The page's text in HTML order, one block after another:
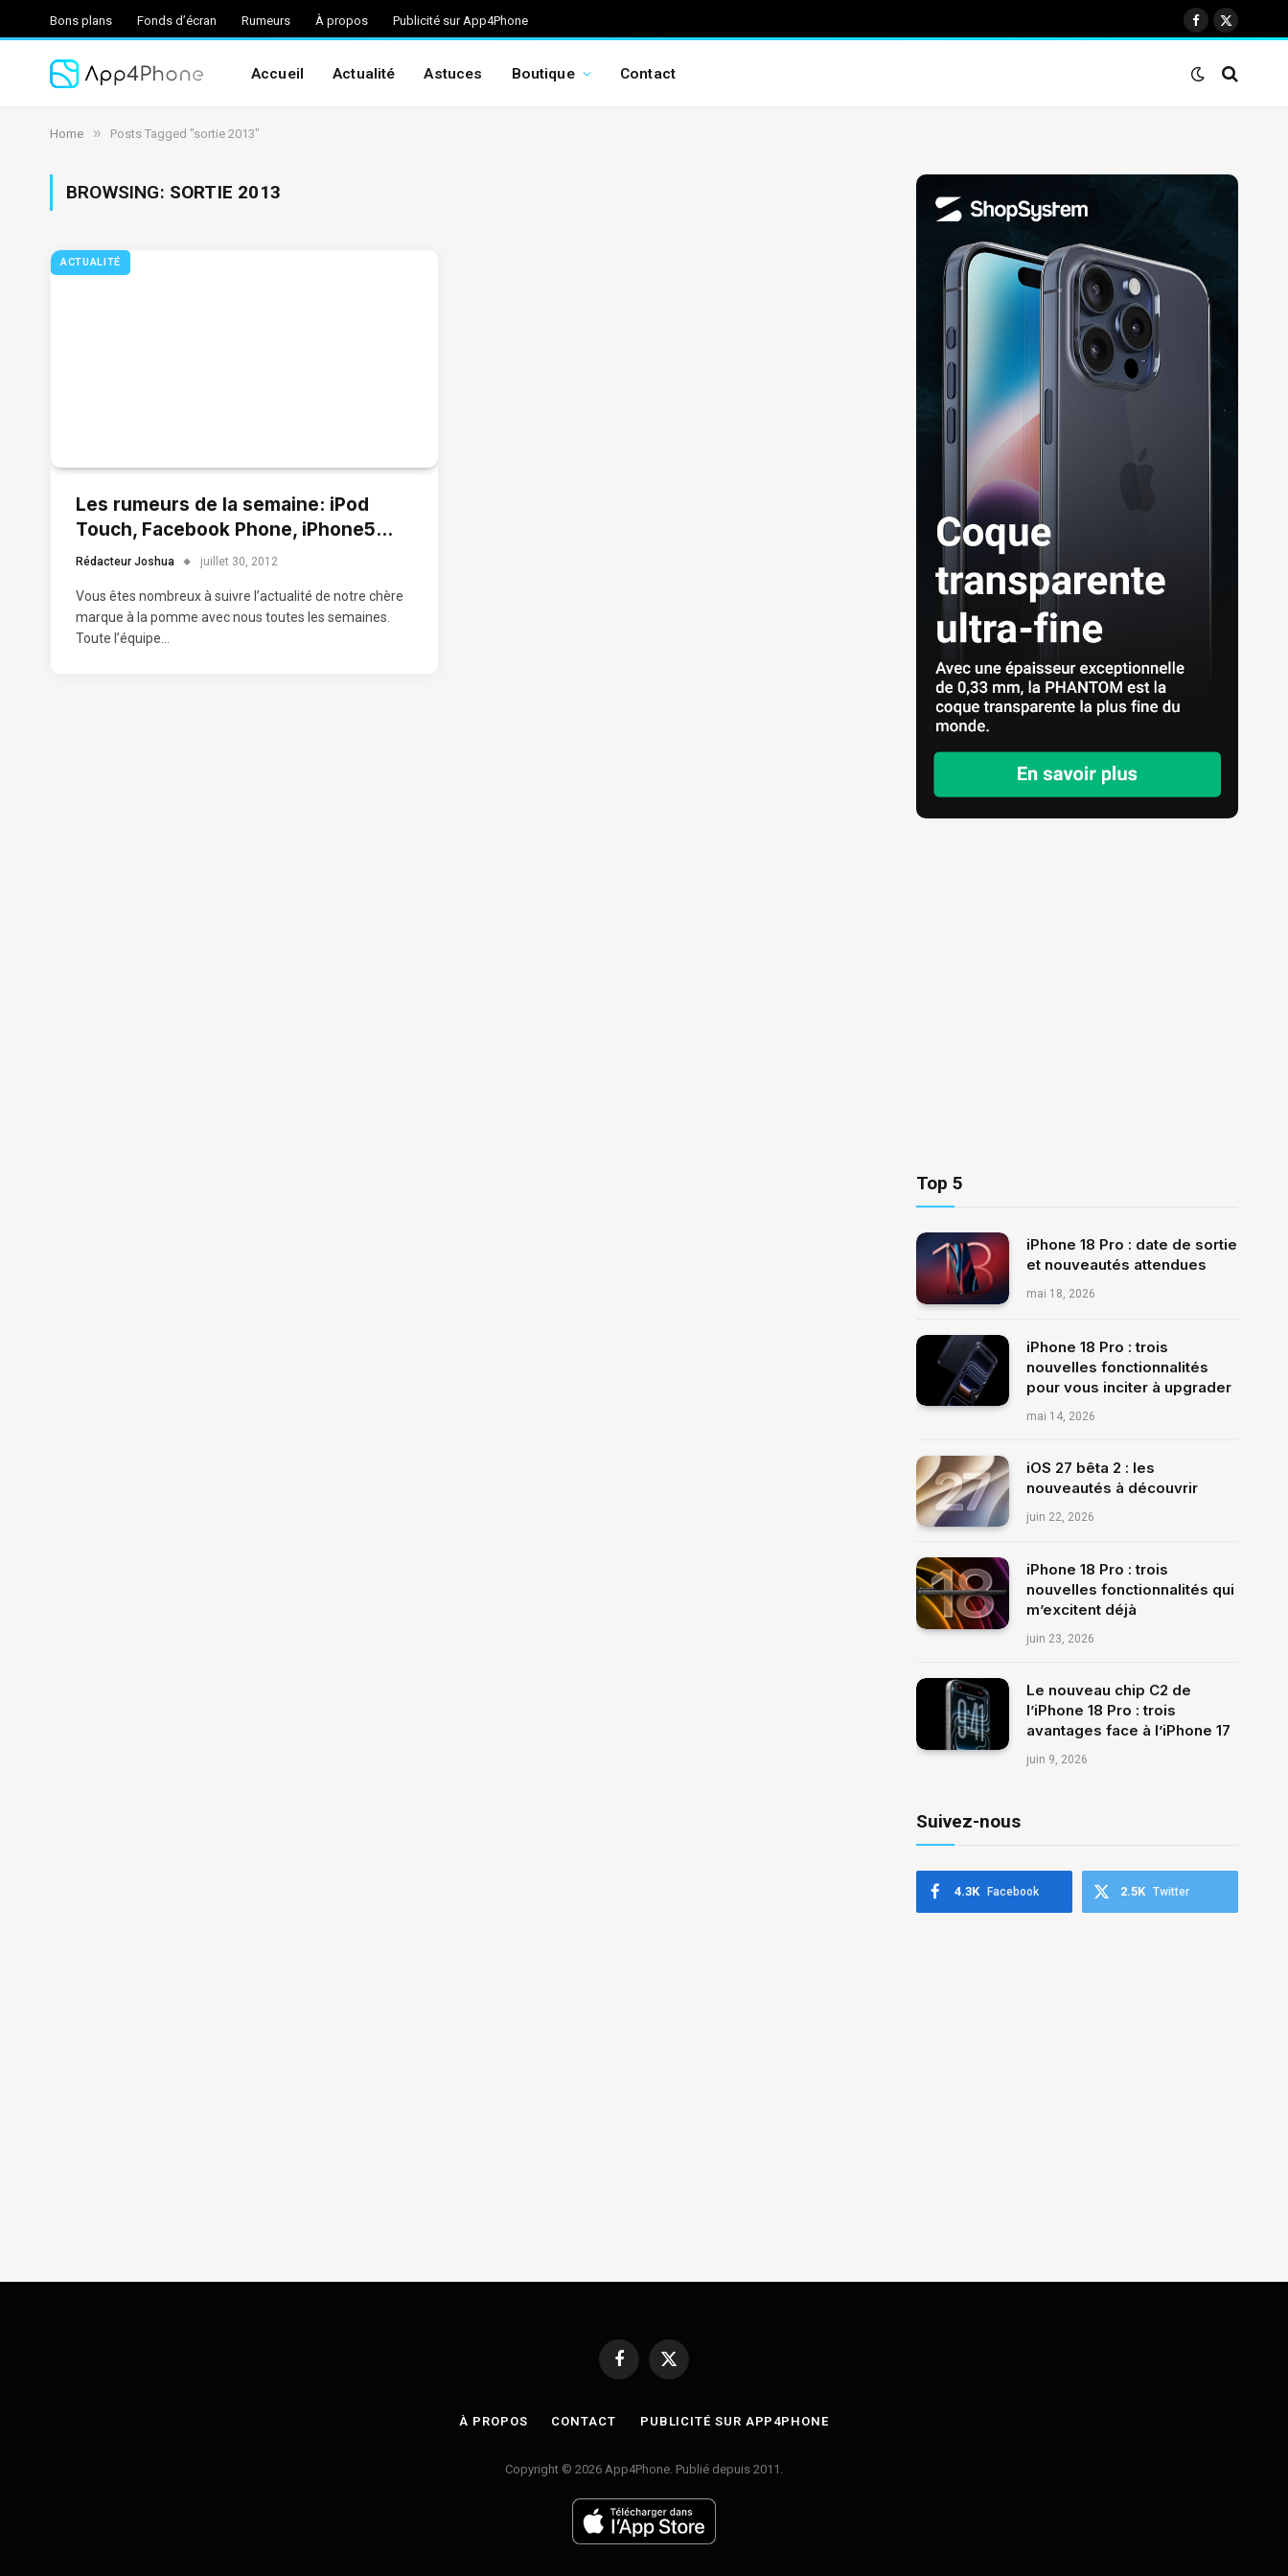
Bons plans Fonds d’écran Rumeurs À propos Publicité sur App4Phone
Facebook
X
Accueil Actualité Astuces Boutique Contact
Home » Posts Tagged "sortie 2013"
BROWSING: SORTIE 2013
ACTUALITÉ
Les rumeurs de la semaine: iPod
Touch, Facebook Phone, iPhone5…
Rédacteur Joshua juillet 30, 2012
Vous êtes nombreux à suivre l’actualité de notre chère
marque à la pomme avec nous toutes les semaines.
Toute l’équipe…
Top 5
iPhone 18 Pro : date de sortie
et nouveautés attendues
mai 18, 2026
iPhone 18 Pro : trois
nouvelles fonctionnalités
pour vous inciter à upgrader
mai 14, 2026
iOS 27 bêta 2 : les
nouveautés à découvrir
juin 22, 2026
iPhone 18 Pro : trois
nouvelles fonctionnalités qui
m’excitent déjà
juin 23, 2026
Le nouveau chip C2 de
l’iPhone 18 Pro : trois
avantages face à l’iPhone 17
juin 9, 2026
Suivez-nous
Facebook
4.3K Twitter
2.5K
Facebook
X
À PROPOS CONTACT PUBLICITÉ SUR APP4PHONE
Copyright © 2026 App4Phone. Publié depuis 2011.